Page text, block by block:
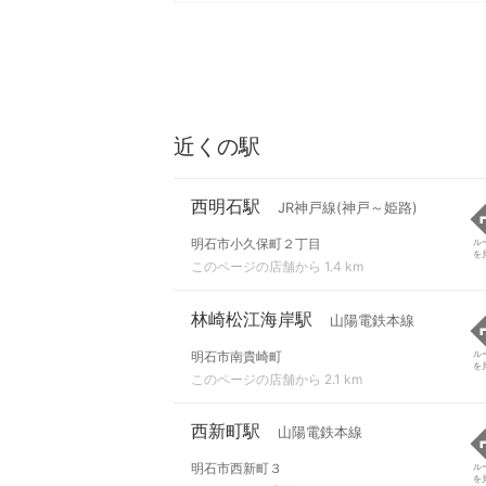
近くの駅
西明石駅 JR神戸線(神戸～姫路)
明石市小久保町２丁目
このページの店舗から 1.4 km
ル
を
林崎松江海岸駅 山陽電鉄本線
明石市南貴崎町
このページの店舗から 2.1 km
ル
を
西新町駅 山陽電鉄本線
明石市西新町３
ル
を